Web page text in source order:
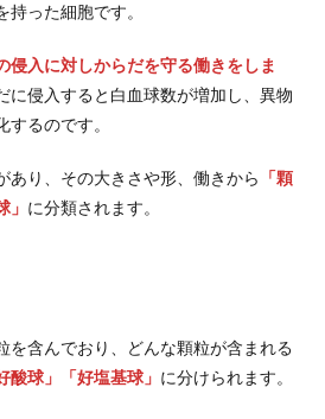
持った細胞です。
侵入に対しからだを守る働きをしま
に侵入すると白血球数が増加し、異物
るのです。
あり、その大きさや形、働きから 「顆
に分類されます。
を含んでおり、どんな顆粒が含まれる
酸球」「好塩基球」 に分けられます。